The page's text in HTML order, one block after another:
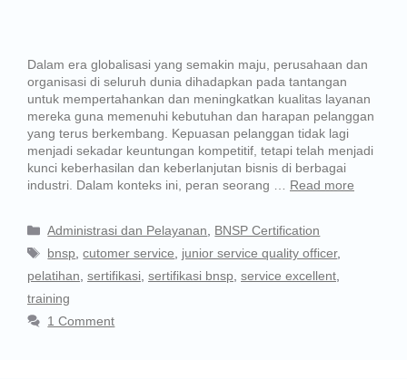
Dalam era globalisasi yang semakin maju, perusahaan dan
organisasi di seluruh dunia dihadapkan pada tantangan
untuk mempertahankan dan meningkatkan kualitas layanan
mereka guna memenuhi kebutuhan dan harapan pelanggan
yang terus berkembang. Kepuasan pelanggan tidak lagi
menjadi sekadar keuntungan kompetitif, tetapi telah menjadi
kunci keberhasilan dan keberlanjutan bisnis di berbagai
industri. Dalam konteks ini, peran seorang … Read more
Administrasi dan Pelayanan, BNSP Certification
bnsp,cutomer service, junior service quality officer,
pelatihan, sertifikasi, sertifikasi bnsp, service excellent,
training
1 Comment